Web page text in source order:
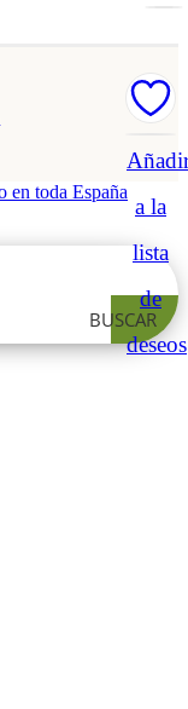
BUSCAR
a la
lista
de
deseos